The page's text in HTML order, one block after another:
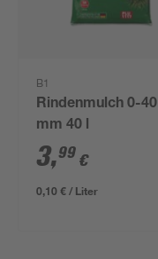
B1
Rindenmulch 0-40
mm 40 l
3,99 €
0,10 € / Liter